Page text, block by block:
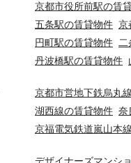
京都市役所前駅の賃
五条駅の賃貸物件 京
円町駅の賃貸物件
丹波橋駅の賃貸物件
京都市営地下鉄烏丸
湖西線の賃貸物件 奈
京福電気鉄道嵐山本